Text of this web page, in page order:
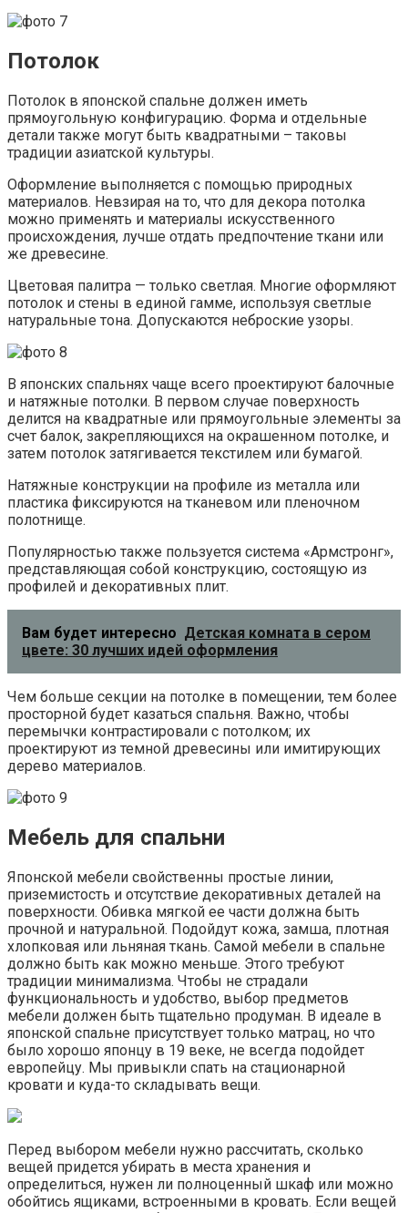
Потолок
Потолок в японской спальне должен иметь
прямоугольную конфигурацию. Форма и отдельные
детали также могут быть квадратными – таковы
традиции азиатской культуры.
Оформление выполняется с помощью природных
материалов. Невзирая на то, что для декора потолка
можно применять и материалы искусственного
происхождения, лучше отдать предпочтение ткани или
же древесине.
Цветовая палитра — только светлая. Многие оформляют
потолок и стены в единой гамме, используя светлые
натуральные тона. Допускаются неброские узоры.
В японских спальнях чаще всего проектируют балочные
и натяжные потолки. В первом случае поверхность
делится на квадратные или прямоугольные элементы за
счет балок, закрепляющихся на окрашенном потолке, и
затем потолок затягивается текстилем или бумагой.
Натяжные конструкции на профиле из металла или
пластика фиксируются на тканевом или пленочном
полотнище.
Популярностью также пользуется система «Армстронг»,
представляющая собой конструкцию, состоящую из
профилей и декоративных плит.
Вам будет интересно Детская комната в сером
цвете: 30 лучших идей оформления
Чем больше секции на потолке в помещении, тем более
просторной будет казаться спальня. Важно, чтобы
перемычки контрастировали с потолком; их
проектируют из темной древесины или имитирующих
дерево материалов.
Мебель для спальни
Японской мебели свойственны простые линии,
приземистость и отсутствие декоративных деталей на
поверхности. Обивка мягкой ее части должна быть
прочной и натуральной. Подойдут кожа, замша, плотная
хлопковая или льняная ткань. Самой мебели в спальне
должно быть как можно меньше. Этого требуют
традиции минимализма. Чтобы не страдали
функциональность и удобство, выбор предметов
мебели должен быть тщательно продуман. В идеале в
японской спальне присутствует только матрац, но что
было хорошо японцу в 19 веке, не всегда подойдет
европейцу. Мы привыкли спать на стационарной
кровати и куда-то складывать вещи.
Перед выбором мебели нужно рассчитать, сколько
вещей придется убирать в места хранения и
определиться, нужен ли полноценный шкаф или можно
обойтись ящиками, встроенными в кровать. Если вещей